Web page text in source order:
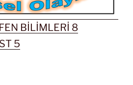
BİLİMLERİ 8
5